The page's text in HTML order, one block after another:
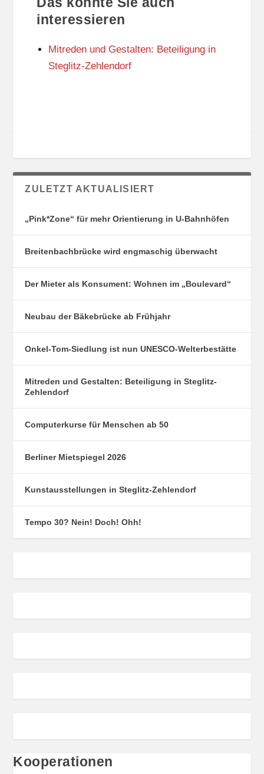
T
U
N
S
O
O
R
N
interessieren
Mitreden und Gestalten: Beteiligung in
Steglitz-Zehlendorf
ZULETZT AKTUALISIERT
„Pink*Zone“ für mehr Orientierung in U-Bahnhöfen
Breitenbachbrücke wird engmaschig überwacht
Der Mieter als Konsument: Wohnen im „Boulevard“
Neubau der Bäkebrücke ab Frühjahr
Onkel-Tom-Siedlung ist nun UNESCO-Welterbestätte
Mitreden und Gestalten: Beteiligung in Steglitz-
Zehlendorf
Computerkurse für Menschen ab 50
Berliner Mietspiegel 2026
Kunstausstellungen in Steglitz-Zehlendorf
Tempo 30? Nein! Doch! Ohh!
Kooperationen